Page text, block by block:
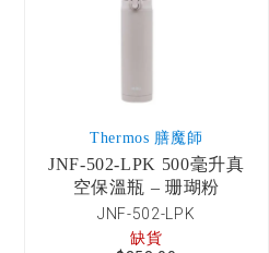
Thermos 膳魔師
JNF-502-LPK 500毫升真
空保溫瓶 – 珊瑚粉
JNF-502-LPK
缺貨